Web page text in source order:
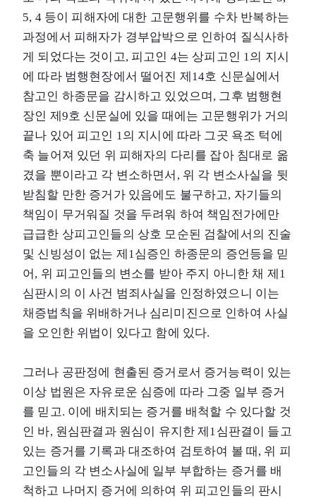
5, 4 등이 피해자에 대한 고문행위를 수차 반복하는
과정에서 피해자가 경부압박으로 인하여 질식사하
게 되었다는 것이고, 피고인 4는 상피고인 1의 지시
에 따라 범행현장에서 떨어진 제14호 신문실에서
참고인 하종문을 감시하고 있었으며, 그후 범행현
장인 제9호 신문실에 있을 때에는 고문행위가 거의
끝나 있어 피고인 1의 지시에 따라 그곳 욕조 턱에
축 늘어져 있던 위 피해자의 다리를 잡아 침대로 옮
겼을 뿐이라고 각 변소하면서, 위 각 변소사실을 뒷
받침할 만한 증거가 있음에도 불구하고, 자기들의
책임이 무거워질 것을 두려워 하여 책임전가에만
급급한 상피고인들의 상호 모순된 검찰에서의 진술
및 신빙성이 없는 제1심증인 하종문의 증언등을 믿
어, 위 피고인들의 변소를 받아 주지 아니한 채 제1
심판시의 이 사건 범죄사실을 인정하였으니 이는
채증법칙을 위배하거나 심리미진으로 인하여 사실
을 오인한 위법이 있다고 함에 있다.
그러나 공판정에 현출된 증거로서 증거능력이 있는
이상 법원은 자유로운 심증에 따라 그중 일부 증거
를 믿고. 이에 배치되는 증거를 배척할 수 있다할 것
인 바, 원심판결과 원심이 유지한 제1심판결이 들고
있는 증거를 기록과 대조하여 검토하여 볼 때, 위 피
고인들의 각 변소사실에 일부 부합하는 증거를 배
척하고 나머지 증거에 의하여 위 피고인들의 판시